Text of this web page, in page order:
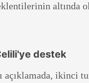
altında
destek
açıklamada, ikinci